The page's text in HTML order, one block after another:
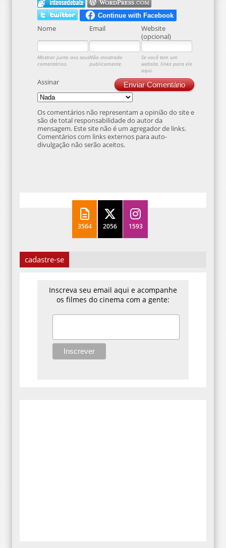
Nome Email
Website
(opcional)
Mostrar junto aos seus
comentários.
Não mostrado
publicamente.
Se você tem um
website, linke para ele
aqui.
Enviar Comentário
Assinar
Os comentários não representam a opinião do site e
são de total responsabilidade do autor da
mensagem. Este site não é um agregador de links.
Comentários com links externos para auto-
divulgação não serão aceitos.
3564 2056 1593
cadastre-se
Inscreva seu email aqui e acompanhe
os filmes do cinema com a gente: